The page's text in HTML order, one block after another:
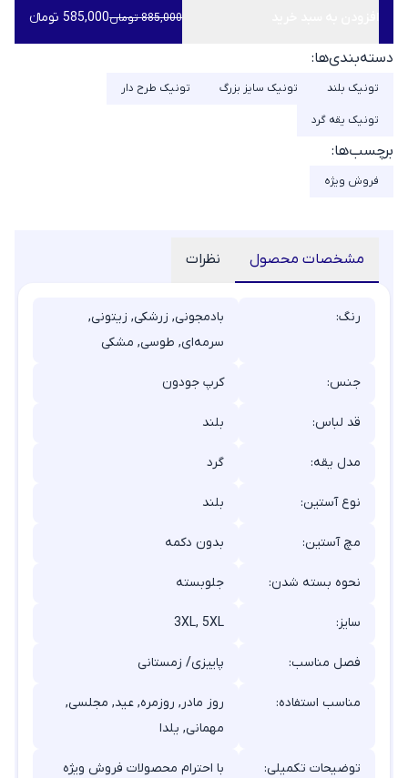
885,000 تومان 585,000 تومانء
دسته‌بندی‌ها:
تونیک بلند تونیک سایز بزرگ تونیک طرح دار
تونیک یقه گرد
برچسب‌ها:
فروش ویژه
مشخصات محصول نظرات
رنگ:
بادمجونی, زرشکی, زیتونی,
سرمه‌ای, طوسی, مشکی
جنس: کرپ جودون
قد لباس: بلند
مدل یقه: گرد
نوع آستین: بلند
مچ آستین: بدون دکمه
نحوه بسته شدن: جلوبسته
سایز: 3XL, 5XL
فصل مناسب: پاییزی/ زمستانی
مناسب استفاده:
روز مادر, روزمره, عید, مجلسی,
مهمانی, یلدا
توضیحات تکمیلی: با احترام محصولات فروش ویژه